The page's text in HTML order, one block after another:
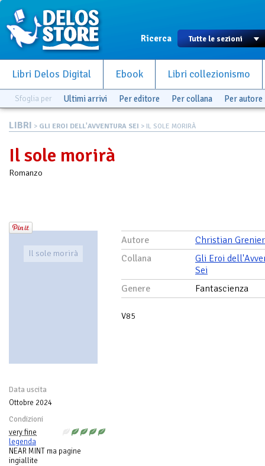
Ricerca
Libri Delos Digital Ebook Libri collezionismo
Sfoglia per Ultimi arrivi Per editore Per collana Per autore
LIBRI > GLI EROI DELL'AVVENTURA SEI > IL SOLE MORIRÀ
Il sole morirà
Romanzo
Il sole morirà
Data uscita
Ottobre 2024
Condizioni
very fine
legenda
NEAR MINT ma pagine
ingiallite
Autore
Christian Grenier
Collana
Gli Eroi
Sei
Genere
Fantascienza
V85